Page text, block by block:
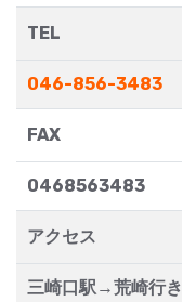
TEL
046-856-3483
FAX
0468563483
アクセス
三崎口駅→荒崎行き